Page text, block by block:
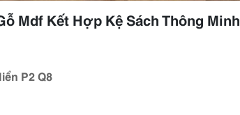
Mdf Kết Hợp Kệ Sách Thông Minh
P2 Q8